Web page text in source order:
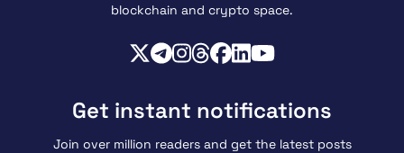
blockchain and crypto space.
Get instant notifications
Join over million readers and get the latest posts